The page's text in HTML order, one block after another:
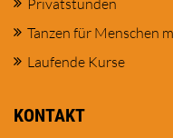
Privatstunden
Tanzen für Menschen
Laufende Kurse
KONTAKT